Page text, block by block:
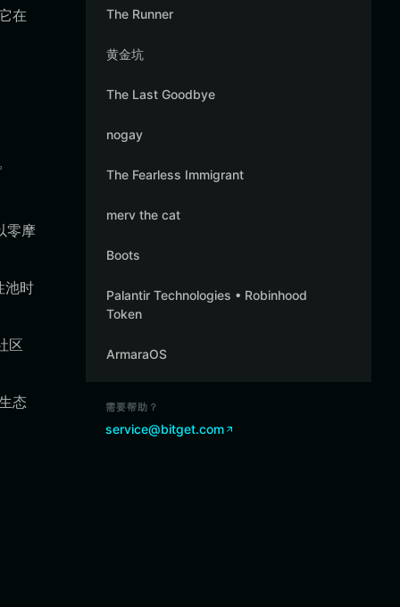
在
零摩
池时
区
态
The Runner
黄金坑
The Last Goodbye
nogay
The Fearless Immigrant
merv the cat
Boots
Palantir Technologies • Robinhood
Token
ArmaraOS
需要帮助？
service@bitget.com